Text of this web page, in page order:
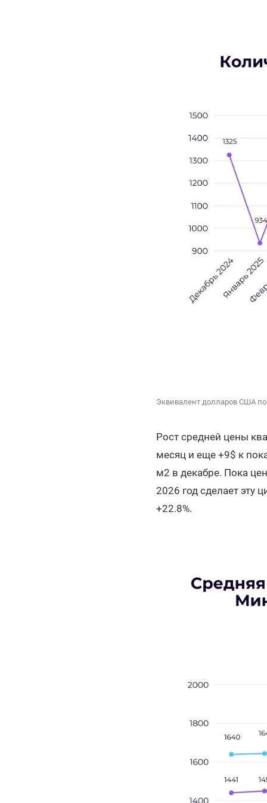
Эквивалент долларов США по
Рост средней цены
месяц и еще +9$ к
м2 в декабре. Пока
2026 год сделает эту
+22.8%.